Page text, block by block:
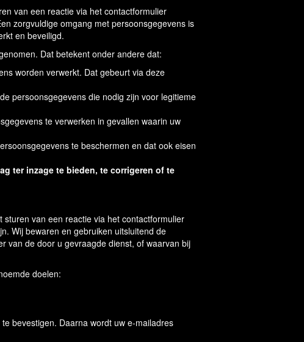
van een reactie via het contactformulier
zorgvuldige omgang met persoonsgegevens is
en beveiligd.
Dat betekent onder andere dat:
worden verwerkt. Dat gebeurt via deze
persoonsgegevens die nodig zijn voor legitieme
te verwerken in gevallen waarin uw
te beschermen en dat ook eisen
ter inzage te bieden, te corrigeren of te
van een reactie via het contactformulier
Wij bewaren en gebruiken uitsluitend de
van de door u gevraagde dienst, of waarvan bij
doelen:
bevestigen. Daarna wordt uw e-mailadres